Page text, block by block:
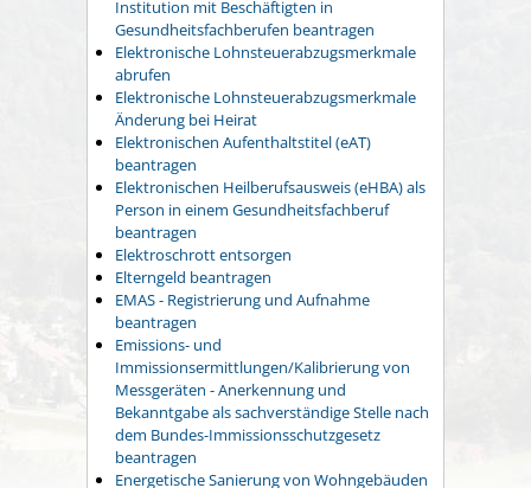
Institution mit Beschäftigten in
Gesundheitsfachberufen beantragen
Elektronische Lohnsteuerabzugsmerkmale
abrufen
Elektronische Lohnsteuerabzugsmerkmale
Änderung bei Heirat
Elektronischen Aufenthaltstitel (eAT)
beantragen
Elektronischen Heilberufsausweis (eHBA) als
Person in einem Gesundheitsfachberuf
beantragen
Elektroschrott entsorgen
Elterngeld beantragen
EMAS - Registrierung und Aufnahme
beantragen
Emissions- und
Immissionsermittlungen/Kalibrierung von
Messgeräten - Anerkennung und
Bekanntgabe als sachverständige Stelle nach
dem Bundes-Immissionsschutzgesetz
beantragen
Energetische Sanierung von Wohngebäuden